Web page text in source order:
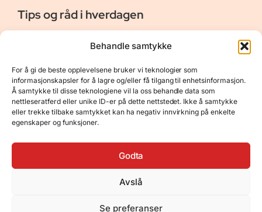
Behandle samtykke
For å gi de beste opplevelsene bruker vi teknologier som
informasjonskapsler for å lagre og/eller få tilgang til enhetsinformasjon.
Å samtykke til disse teknologiene vil la oss behandle data som
nettleseratferd eller unike ID-er på dette nettstedet. Ikke å samtykke
eller trekke tilbake samtykket kan ha negativ innvirkning på enkelte
egenskaper og funksjoner.
Godta
Avslå
Se preferanser
Tips og råd i hverdagen
Er vår bloggside hvor vi ønsker å dele våre opplevelser og
gi deg råd og tips innen reiser, hotell - og restauranter,
naturopplevelser, personlig pleie, data, film og bøker m.m.
Nyttige Linker
Om oss
Kontakt
Resurser
Personvernerklæring
Opphavsrett
GeneratePress•Hosted by